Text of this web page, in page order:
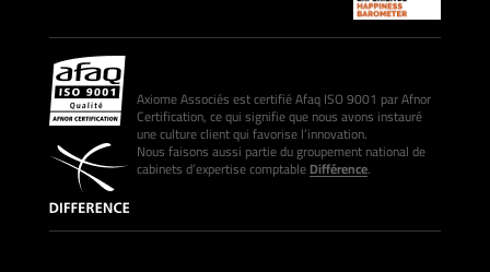
Axiome Associés est certifié Afaq ISO 9001 par Afnor
Certification, ce qui signifie que nous avons instauré
une culture client qui favorise l’innovation.
Nous faisons aussi partie du groupement national de
cabinets d’expertise comptableDifférence.